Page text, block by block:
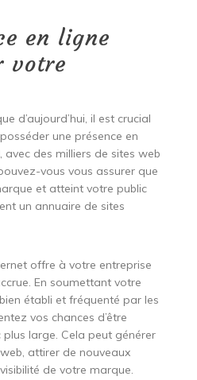
en ligne
votre
d’aujourd’hui, il est crucial
une présence en
avec des milliers de sites web
vous vous assurer que
et atteint votre public
un annuaire de sites
offre à votre entreprise
En soumettant votre
établi et fréquenté par les
vos chances d’être
large. Cela peut générer
attirer de nouveaux
de votre marque.